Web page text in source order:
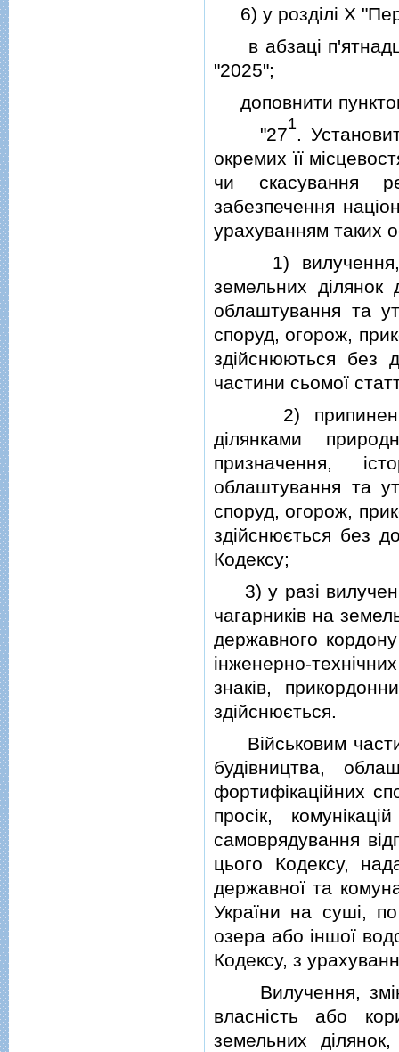
6) у роздiлi X
в абзацi
"2025";
доповнити
"271.
окремих її
чи скасування
забезпечення
урахуванням таких
1) вилучення,
земельних дiлянок
облаштування та
споруд, огорож,
здiйснюються без
частини сьомої
2) припинення
дiлянками
призначення,
облаштування та
споруд, огорож,
здiйснюється без
Кодексу;
3) у разi
чагарникiв на
державного
iнженерно-
знакiв,
здiйснюється.
Вiйськовим
будiвництва,
фортифiкацiйних
просiк,
самоврядування
цього Кодексу,
державної та
України на сушi, по
озера або iншої
Кодексу, з
Вилучення, змiна
власнiсть або
земельних